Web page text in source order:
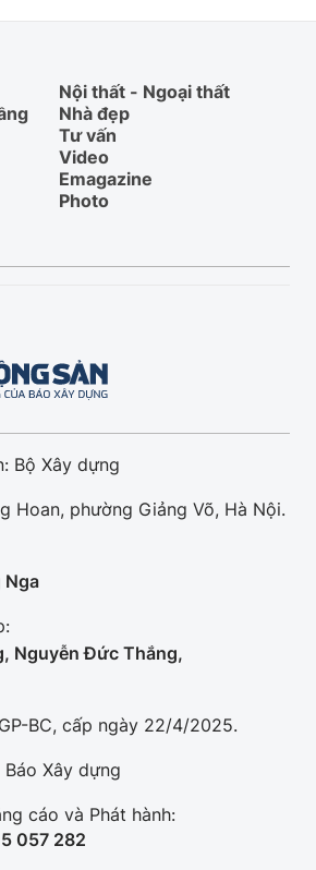
Nội thất - Ngoại thất
Nhà đẹp
Tư vấn
Video
Emagazine
Photo
Bộ Xây dựng
Hoan, phường Giảng Võ, Hà Nội.
Nga
Nguyễn Đức Thắng,
BC, cấp ngày 22/4/2025.
Xây dựng
cáo và Phát hành:
057 282